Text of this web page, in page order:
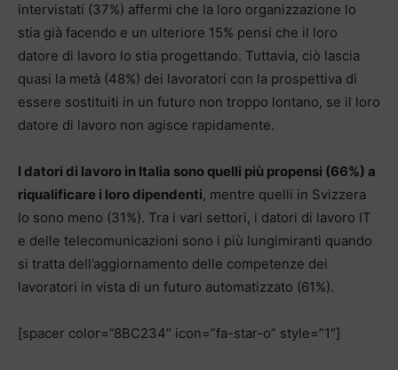
intervistati (37%) affermi che la loro organizzazione lo
stia già facendo e un ulteriore 15% pensi che il loro
datore di lavoro lo stia progettando. Tuttavia, ciò lascia
quasi la metà (48%) dei lavoratori con la prospettiva di
essere sostituiti in un futuro non troppo lontano, se il loro
datore di lavoro non agisce rapidamente.
I datori di lavoro in Italia sono quelli più propensi (66%) a
riqualificare i loro dipendenti, mentre quelli in Svizzera
lo sono meno (31%). Tra i vari settori, i datori di lavoro IT
e delle telecomunicazioni sono i più lungimiranti quando
si tratta dell’aggiornamento delle competenze dei
lavoratori in vista di un futuro automatizzato (61%).
[spacer color=”8BC234″ icon=”fa-star-o” style=”1″]